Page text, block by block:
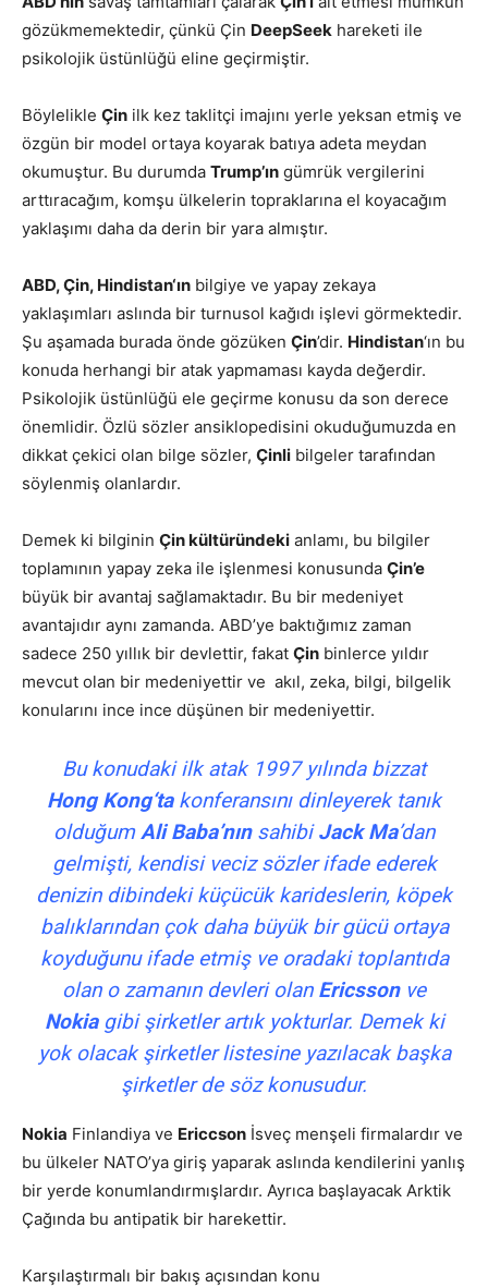
gözükmemektedir, çünkü Çin DeepSeek hareketi ile
psikolojik üstünlüğü eline geçirmiştir.
Böylelikle Çin ilk kez taklitçi imajını yerle yeksan etmiş ve
özgün bir model ortaya koyarak batıya adeta meydan
okumuştur. Bu durumda Trump’ın gümrük vergilerini
arttıracağım, komşu ülkelerin topraklarına el koyacağım
yaklaşımı daha da derin bir yara almıştır.
ABD, Çin, Hindistan‘ın bilgiye ve yapay zekaya
yaklaşımları aslında bir turnusol kağıdı işlevi görmektedir.
Şu aşamada burada önde gözüken Çin’dir. Hindistan‘ın bu
konuda herhangi bir atak yapmaması kayda değerdir.
Psikolojik üstünlüğü ele geçirme konusu da son derece
önemlidir. Özlü sözler ansiklopedisini okuduğumuzda en
dikkat çekici olan bilge sözler, Çinli bilgeler tarafından
söylenmiş olanlardır.
Demek ki bilginin Çin kültüründeki anlamı, bu bilgiler
toplamının yapay zeka ile işlenmesi konusunda Çin’e
büyük bir avantaj sağlamaktadır. Bu bir medeniyet
avantajıdır aynı zamanda. ABD’ye baktığımız zaman
sadece 250 yıllık bir devlettir, fakat Çin binlerce yıldır
mevcut olan bir medeniyettir ve akıl, zeka, bilgi, bilgelik
konularını ince ince düşünen bir medeniyettir.
Bu konudaki ilk atak 1997 yılında bizzat
Hong Kong‘takonferansını dinleyerek tanık
olduğumAli Baba’nınsahibiJack Ma’dan
gelmişti, kendisi veciz sözler ifade ederek
denizin dibindeki küçücük karideslerin, köpek
balıklarından çok daha büyük bir gücü ortaya
koyduğunu ifade etmiş ve oradaki toplantıda
olan o zamanın devleri olan Ericssonve
Nokiagibi şirketler artık yokturlar. Demek ki
yok olacak şirketler listesine yazılacak başka
şirketler de söz konusudur.
Nokia Finlandiya ve Ericcson İsveç menşeli firmalardır ve
bu ülkeler NATO’ya giriş yaparak aslında kendilerini yanlış
bir yerde konumlandırmışlardır. Ayrıca başlayacak Arktik
Çağında bu antipatik bir harekettir.
Karşılaştırmalı bir bakış açısından konu